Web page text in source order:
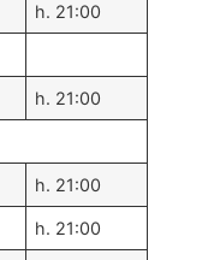
h. 21:00
h. 21:00
h. 21:00
h. 21:00